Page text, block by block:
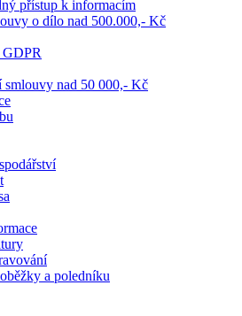
přístup k informacím
o dílo nad 500.000,- Kč
GDPR
smlouvy nad 50 000,- Kč
a poledníku